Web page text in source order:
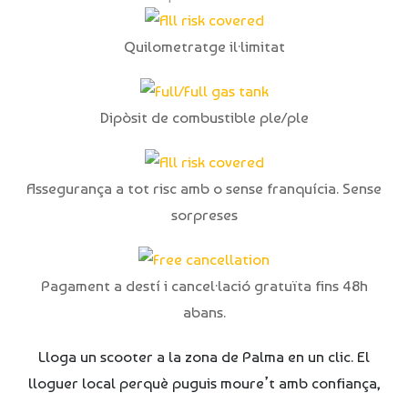
Quilometratge il·limitat
Dipòsit de combustible ple/ple
Assegurança a tot risc amb o sense franquícia. Sense
sorpreses
Pagament a destí i cancel·lació gratuïta fins 48h
abans.
Lloga un scooter a la zona de Palma en un clic. El
lloguer local perquè puguis moure’t amb confiança,